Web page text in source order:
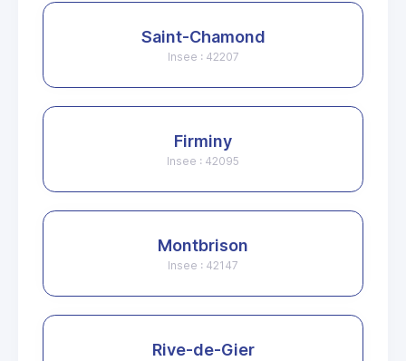
Saint-Chamond
Insee : 42207
Firminy
Insee : 42095
Montbrison
Insee : 42147
Rive-de-Gier